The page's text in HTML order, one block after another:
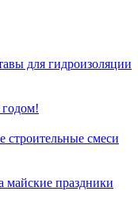
для гидроизоляции
строительные смеси
майские праздники